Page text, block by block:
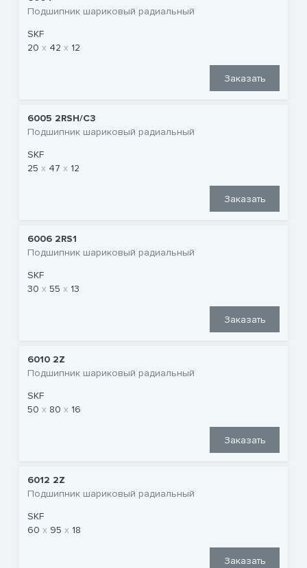
Подшипник шариковый радиальный
SKF
20
42 12
Заказать
6005 2RSH/C3
Подшипник шариковый радиальный
SKF
25
47 12
Заказать
6006 2RS1
Подшипник шариковый радиальный
SKF
30
55 13
Заказать
6010 2Z
Подшипник шариковый радиальный
SKF
50
80 16
Заказать
6012 2Z
Подшипник шариковый радиальный
SKF
60
95 18
Заказать